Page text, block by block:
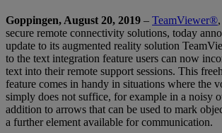
Goppingen, August 20, 2019 – TeamViewer®
secure remote connectivity solutions, today
update to its augmented reality solution
to the text integration feature users can now
text into their remote support sessions. This
feature comes in handy in situations where the
simply does not suffice, for example in a noisy
addition to arrows that can be used to mark
a further element available for communication.